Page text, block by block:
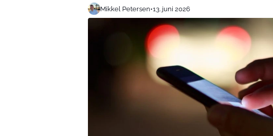
Mikkel Petersen•13. juni 2026